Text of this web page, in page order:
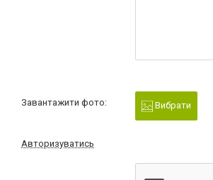
Завантажити фото: Вибрати
Авторизуватись